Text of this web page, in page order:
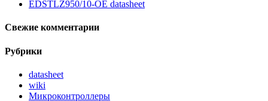
EDSTLZ950/10-OE datasheet
Свежие комментарии
Рубрики
datasheet
wiki
Микроконтроллеры